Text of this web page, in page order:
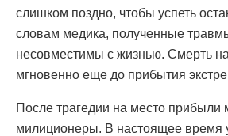
слишком поздно, чтобы успеть
словам медика, полученные
несовместимы с жизнью. Смерть
мгновенно еще до прибытия
После трагедии на место прибыли
милиционеры. В настоящее время